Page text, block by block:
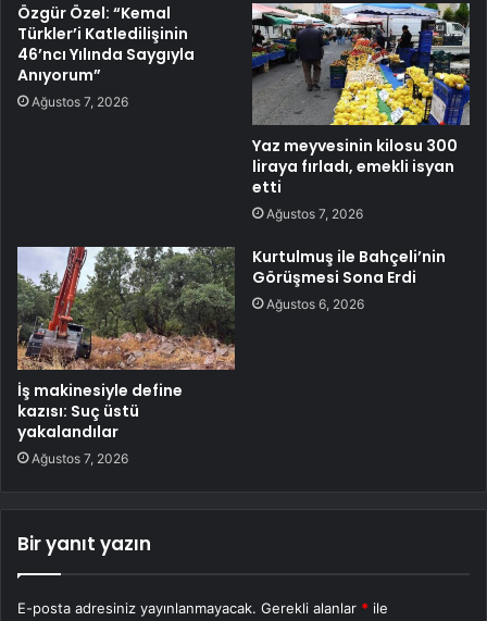
Özgür Özel: “Kemal
Türkler’i Katledilişinin
46’ncı Yılında Saygıyla
Anıyorum”
Ağustos 7, 2026
Yaz meyvesinin kilosu 300
liraya fırladı, emekli isyan
etti
Ağustos 7, 2026
İş makinesiyle define
kazısı: Suç üstü
yakalandılar
Ağustos 7, 2026
Kurtulmuş ile Bahçeli’nin
Görüşmesi Sona Erdi
Ağustos 6, 2026
Bir yanıt yazın
E-posta adresiniz yayınlanmayacak. Gerekli alanlar * ile